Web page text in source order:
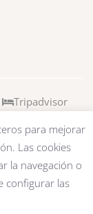
Tripadvisor
para mejorar
Las cookies
la navegación o
configurar las